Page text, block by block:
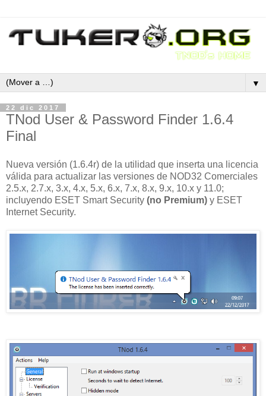
▼
22 dic 2017
TNod User & Password Finder 1.6.4
Final
Nueva versión (1.6.4r) de la utilidad que inserta una licencia
válida para actualizar las versiones de NOD32 Comerciales
2.5.x, 2.7.x, 3.x, 4.x, 5.x, 6.x, 7.x, 8.x, 9.x, 10.x y 11.0;
incluyendo ESET Smart Security (no Premium) y ESET
Internet Security.